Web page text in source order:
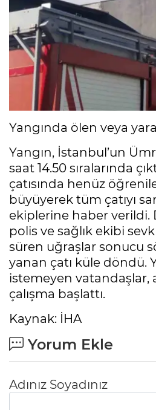
Yangında ölen veya
Yangın, İstanbul’un
saat 14.50 sıralarında
çatısında henüz
büyüyerek tüm çatıyı
ekiplerine haber verildi.
polis ve sağlık ekibi
süren uğraşlar sonucu
yanan çatı küle döndü.
istemeyen vatandaşlar,
çalışma başlattı.
Kaynak: İHA
Yorum Ekle
Adınız Soyadınız